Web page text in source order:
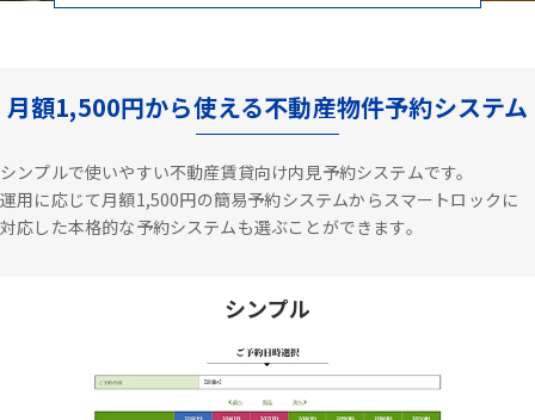
月額1,500円から使える不動産物件予約システム
シンプルで使いやすい不動産賃貸向け内見予約システムです。
運用に応じて月額1,500円の簡易予約システムからスマートロックに
対応した本格的な予約システムも選ぶことができます。
シンプル